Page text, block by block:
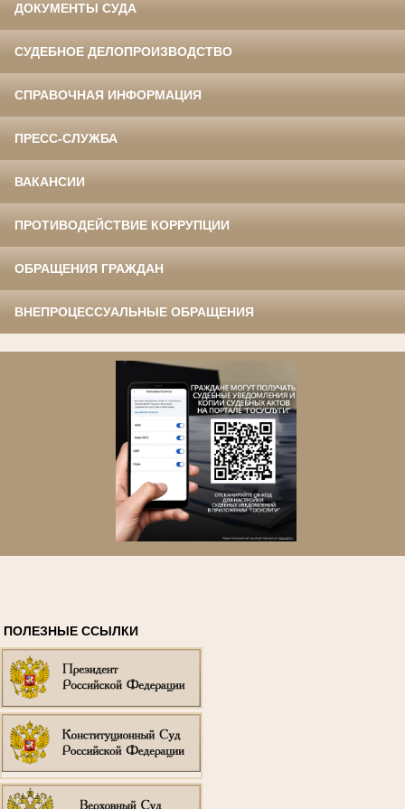
ДОКУМЕНТЫ СУДА
СУДЕБНОЕ ДЕЛОПРОИЗВОДСТВО
СПРАВОЧНАЯ ИНФОРМАЦИЯ
ПРЕСС-СЛУЖБА
ВАКАНСИИ
ПРОТИВОДЕЙСТВИЕ КОРРУПЦИИ
ОБРАЩЕНИЯ ГРАЖДАН
ВНЕПРОЦЕССУАЛЬНЫЕ ОБРАЩЕНИЯ
ПОЛЕЗНЫЕ ССЫЛКИ